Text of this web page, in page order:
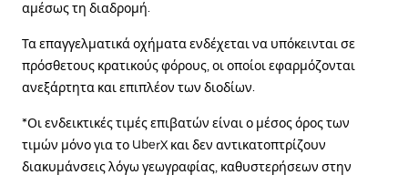
αμέσως τη διαδρομή.
Τα επαγγελματικά οχήματα ενδέχεται να υπόκεινται σε
πρόσθετους κρατικούς φόρους, οι οποίοι εφαρμόζονται
ανεξάρτητα και επιπλέον των διοδίων.
*Οι ενδεικτικές τιμές επιβατών είναι ο μέσος όρος των
τιμών μόνο για το UberX και δεν αντικατοπτρίζουν
διακυμάνσεις λόγω γεωγραφίας, καθυστερήσεων στην